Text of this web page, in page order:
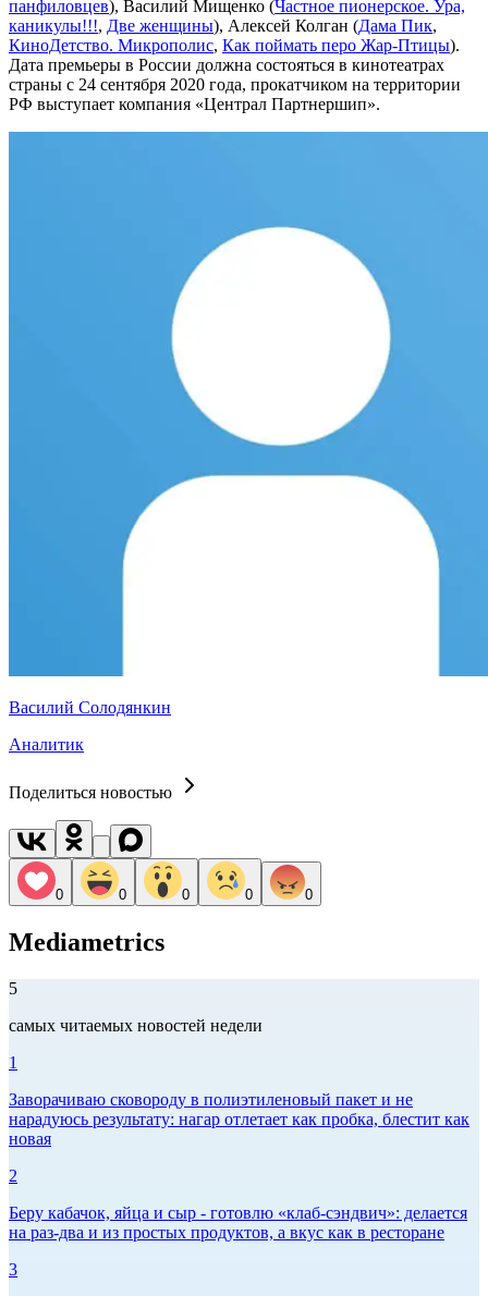
панфиловцев), Василий Мищенко (Частное пионерское. Ура,
каникулы!!!, Две женщины), Алексей Колган (Дама Пик,
КиноДетство. Микрополис, Как поймать перо Жар-Птицы).
Дата премьеры в России должна состояться в кинотеатрах
страны с 24 сентября 2020 года, прокатчиком на территории
РФ выступает компания «Централ Партнершип».
Василий Солодянкин
Аналитик
Поделиться новостью
0 0 0 0 0
Mediametrics
5
самых читаемых новостей недели
1
Заворачиваю сковороду в полиэтиленовый пакет и не
нарадуюсь результату: нагар отлетает как пробка, блестит как
новая
2
Беру кабачок, яйца и сыр - готовлю «клаб-сэндвич»: делается
на раз-два и из простых продуктов, а вкус как в ресторане
3